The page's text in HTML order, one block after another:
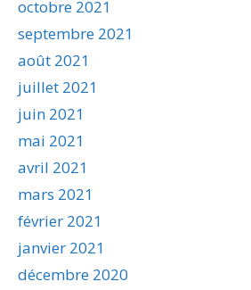
octobre 2021
septembre 2021
août 2021
juillet 2021
juin 2021
mai 2021
avril 2021
mars 2021
février 2021
janvier 2021
décembre 2020